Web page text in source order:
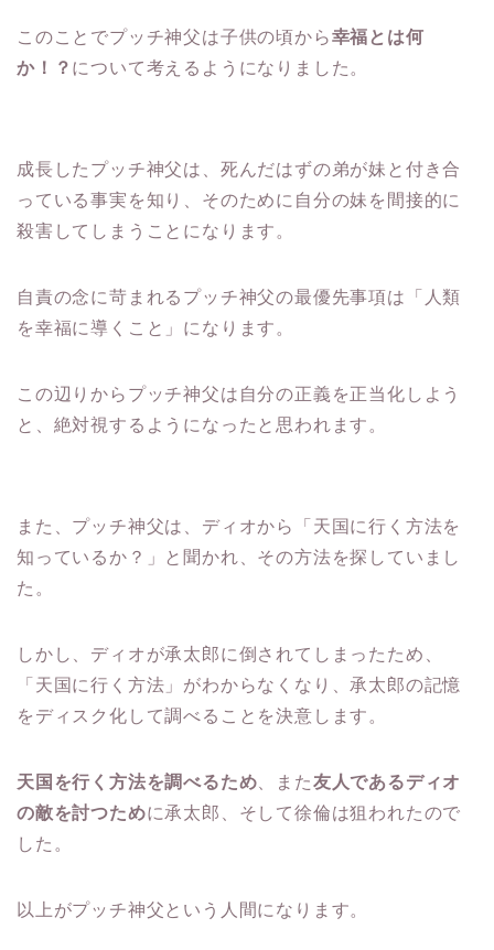
このことでプッチ神父は子供の頃から幸福とは何
か！？ について考えるようになりました。
成長したプッチ神父は、死んだはずの弟が妹と付き合
っている事実を知り、そのために自分の妹を間接的に
殺害してしまうことになります。
自責の念に苛まれるプッチ神父の最優先事項は「人類
を幸福に導くこと」になります。
この辺りからプッチ神父は自分の正義を正当化しよう
と、絶対視するようになったと思われます。
また、プッチ神父は、ディオから「天国に行く方法を
知っているか？」と聞かれ、その方法を探していまし
た。
しかし、ディオが承太郎に倒されてしまったため、
「天国に行く方法」がわからなくなり、承太郎の記憶
をディスク化して調べることを決意します。
天国を行く方法を調べるため 、また友人であるディオ
の敵を討つために承太郎、そして徐倫は狙われたので
した。
以上がプッチ神父という人間になります。